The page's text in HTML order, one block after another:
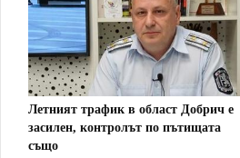
Летният трафик в област Добрич е
засилен, контролът по пътищата
също